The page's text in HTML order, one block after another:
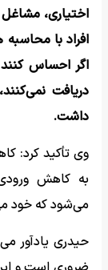
اختیاری،
افراد با
اگر احساس کنند
دریافت
داشت.
وی تأکید کرد:
به کاهش
می‌شود که خود
حیدری یادآور